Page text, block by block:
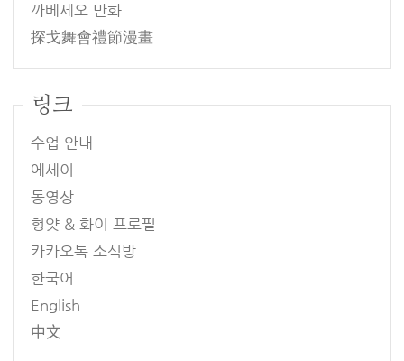
까베세오 만화
探戈舞會禮節漫畫
링크
수업 안내
에세이
동영상
헝얏 & 화이 프로필
카카오톡 소식방
한국어
English
中文